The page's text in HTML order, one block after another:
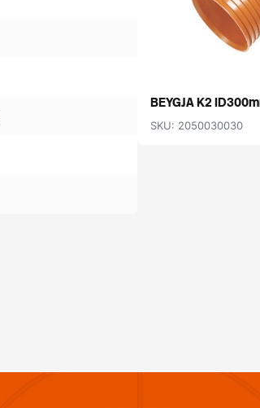
BEYGJA K2
SKU: 2050030030